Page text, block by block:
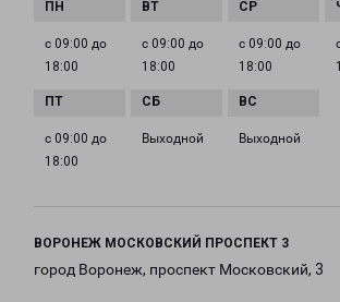
с 09:00 до
18:00
с 09:00 до
18:00
с 09:00 до
18:00
с 09:00 до
18:00
Выходной Выходной
ВОРОНЕЖ МОСКОВСКИЙ ПРОСПЕКТ 3
город Воронеж, проспект Московский, 3